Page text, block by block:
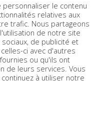
le contenu
relatives aux
trafic. Nous partageons
de notre site
de publicité et
ci avec d'autres
ou qu'ils ont
de leurs services. Vous
à utiliser notre